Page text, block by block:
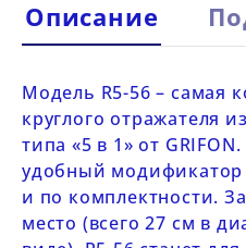
Описание
Модель R5-56 – самая
круглого отражателя
типа «5 в 1» от GRIFON
удобный модификатор
и по комплектности.
место (всего 27 см в